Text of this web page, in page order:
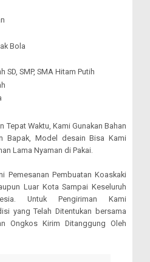
Bola
SD, SMP, SMA Hitam Putih
Tepat Waktu, Kami Gunakan Bahan
Bapak, Model desain Bisa Kami
Lama Nyaman di Pakai.
Pemesanan Pembuatan Koaskaki
Luar Kota Sampai Keseluruh
Untuk Pengiriman Kami
yang Telah Ditentukan bersama
Ongkos Kirim Ditanggung Oleh